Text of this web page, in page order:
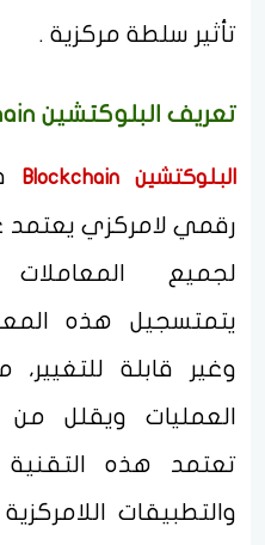
تأثير سلطة مركزية .
تعريف البلوكتشين Blockchainفي التأمين
البلوكتشين Blockchain
رقمي لامركزي
لجميع المعاملات
يتمتسجيل هذه
وغير قابلة
العمليات ويقلل من
تعتمد هذه